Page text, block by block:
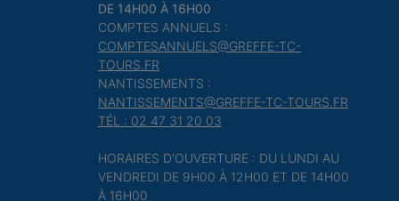
DE 14H00 À 16H00
COMPTES ANNUELS :
COMPTESANNUELS@GREFFE-TC-
TOURS.FR
NANTISSEMENTS :
NANTISSEMENTS@GREFFE-TC-TOURS.FR
TÉL : 02 47 31 20 03
HORAIRES D'OUVERTURE : DU LUNDI AU
VENDREDI DE 9H00 À 12H00 ET DE 14H00
À 16H00